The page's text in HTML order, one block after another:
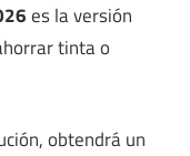
es la versión
tinta o
obtendrá un